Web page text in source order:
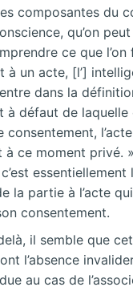
composantes du
qu’on
ce que
à un acte, [l’]
dans la
à défaut de laquelle
consentement,
ce moment privé.
essentiellement
la partie à l’acte
consentement.
il semble que
l’absence
au cas de